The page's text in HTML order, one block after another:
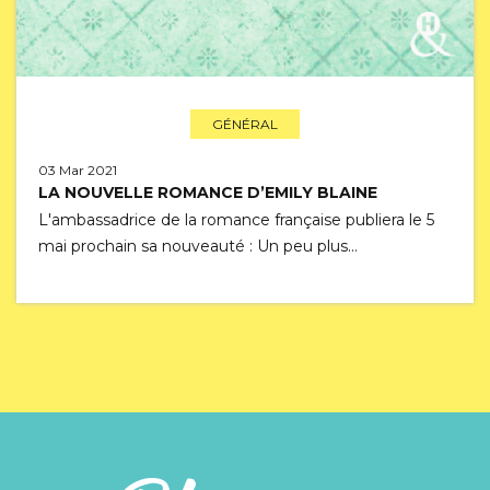
GÉNÉRAL
03 Mar 2021
LA NOUVELLE ROMANCE D’EMILY BLAINE
L'ambassadrice de la romance française publiera le 5
mai prochain sa nouveauté : Un peu plus…